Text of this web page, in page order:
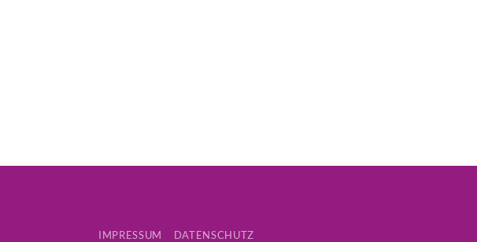
IMPRESSUM DATENSCHUTZ